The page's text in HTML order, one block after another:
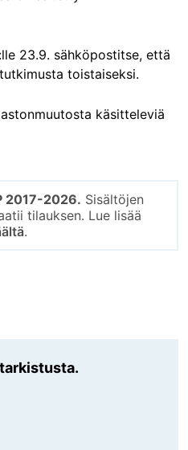
23.9. sähköpostitse, että
toistaiseksi.
käsitteleviä
2017-2026. Sisältöjen
tilauksen. Lue lisää
.